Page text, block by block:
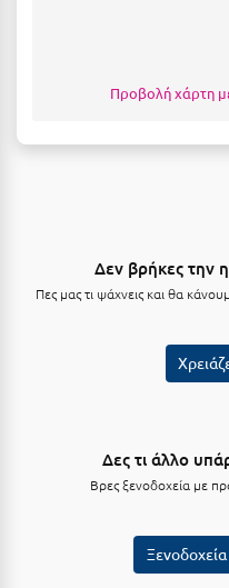
Λουτρά Πόζαρ
Λουτρά Υπάτης
Μαραθώνας Αττικής
Προβολή χάρτη
Δεν βρήκες την
Πες μας τι ψάχνεις και θα
Δες τι άλλο
Βρες ξενοδοχεία με
Ξενοδοχεία